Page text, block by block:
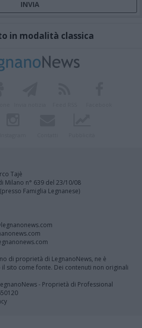
in modalità classica
Tajè
Milano n° 639 del 23/10/08
Famiglia Legnanese)
di proprietà di LegnanoNews, ne è
sito come fonte. Dei contenuti non originali
- Proprietà di Professional